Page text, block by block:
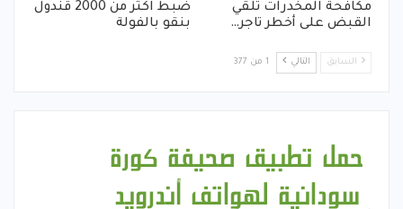
مكافحة المخدرات تلقي
القبض على أخطر تاجر…
ضبط اكثر من 2000 قندول
بنقو بالفولة
السابق التالي 1 من 377